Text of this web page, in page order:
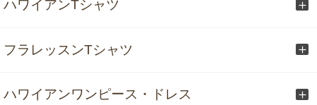
ハワイアンTシャツ
フラレッスンTシャツ
ハワイアンワンピース・ドレス